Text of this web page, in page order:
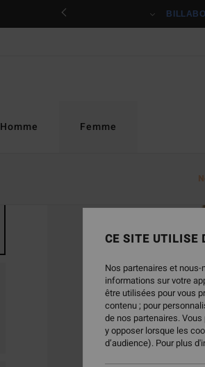
Homme Femme
CE SITE UTILISE
Nos partenaires et
informations sur votre
être utilisées pour vous
contenu ; pour
de nos partenaires.
y opposer lorsque les
d’audience). Pour plus